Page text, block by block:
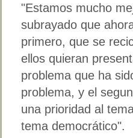
"Estamos mucho
subrayado que
primero, que se
ellos quieran
problema que ha
problema, y el
una prioridad al
tema democrático".